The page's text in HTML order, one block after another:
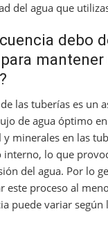
del agua que
debo
mantener
las tuberías es un
de agua óptimo
minerales en las
lo que
del agua. Por lo
este proceso al
puede variar según